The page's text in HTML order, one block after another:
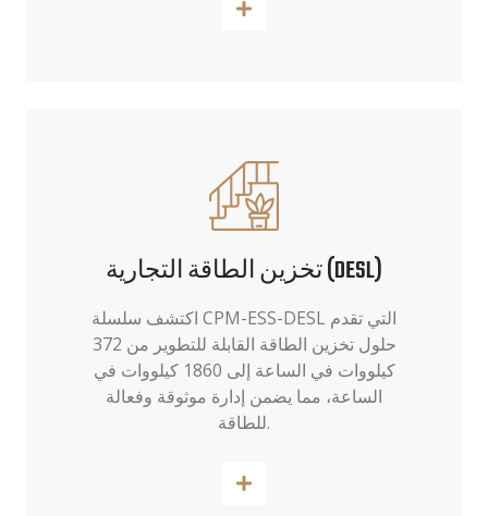
تخزين الطاقة التجارية (DESL)
اكتشف سلسلة CPM-ESS-DESL التي تقدم
حلول تخزين الطاقة القابلة للتطوير من 372
كيلووات في الساعة إلى 1860 كيلووات في
الساعة، مما يضمن إدارة موثوقة وفعالة
للطاقة.